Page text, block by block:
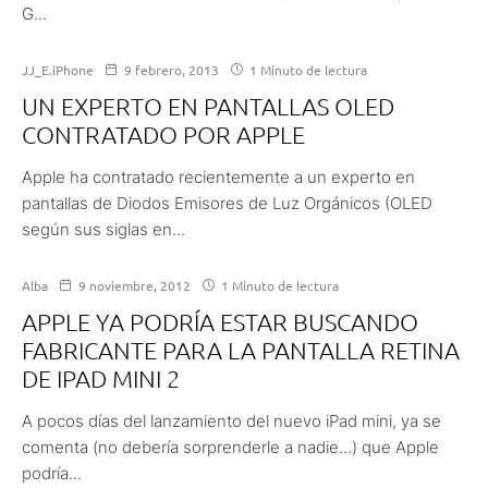
G...
JJ_E.iPhone 9 febrero, 2013 1 Minuto de lectura
UN EXPERTO EN PANTALLAS OLED
CONTRATADO POR APPLE
Apple ha contratado recientemente a un experto en
pantallas de Diodos Emisores de Luz Orgánicos (OLED
según sus siglas en...
Alba 9 noviembre, 2012 1 Minuto de lectura
APPLE YA PODRÍA ESTAR BUSCANDO
FABRICANTE PARA LA PANTALLA RETINA
DE IPAD MINI 2
A pocos días del lanzamiento del nuevo iPad mini, ya se
comenta (no debería sorprenderle a nadie…) que Apple
podría...